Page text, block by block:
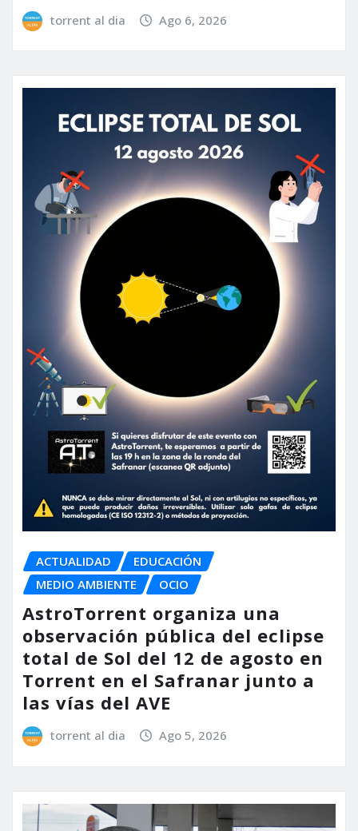
torrent al dia Ago 6, 2026
ACTUALIDAD
EDUCACIÓN
MEDIO AMBIENTE
OCIO
AstroTorrent organiza una
observación pública del eclipse
total de Sol del 12 de agosto en
Torrent en el Safranar junto a
las vías del AVE
torrent al dia Ago 5, 2026